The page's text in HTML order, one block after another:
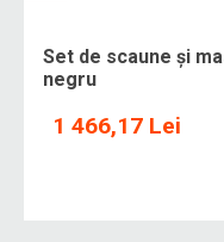
Set de scaune și
negru
1 466,17 Lei